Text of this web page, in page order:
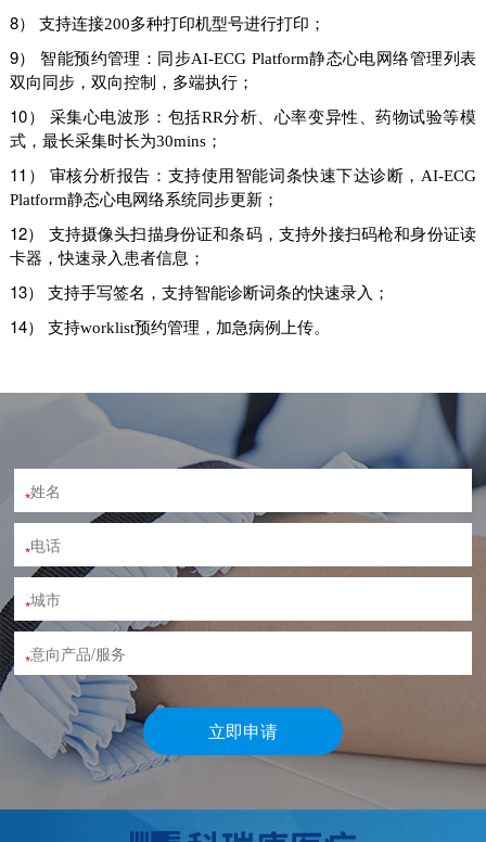
8） 支持连接200多种打印机型号进行打印；
9）
智能预约管理：同步AI-ECG Platform静态心电网络管理列表
双向同步，双向控制，多端执行；
10）
采集心电波形：包括RR分析、心率变异性、药物试验等模
式，最长采集时长为30mins；
11）
审核分析报告：支持使用智能词条快速下达诊断，AI-ECG
Platform静态心电网络系统同步更新；
12）
支持摄像头扫描身份证和条码，支持外接扫码枪和身份证读
卡器，快速录入患者信息；
13） 支持手写签名，支持智能诊断词条的快速录入；
14） 支持worklist预约管理，加急病例上传。
*
*
*
*
立即申请